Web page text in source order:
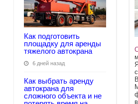
Как подготовить
площадку для аренды
тяжелого автокрана
6 дней назад
Как выбрать аренду
автокрана для
сложного объекта и не